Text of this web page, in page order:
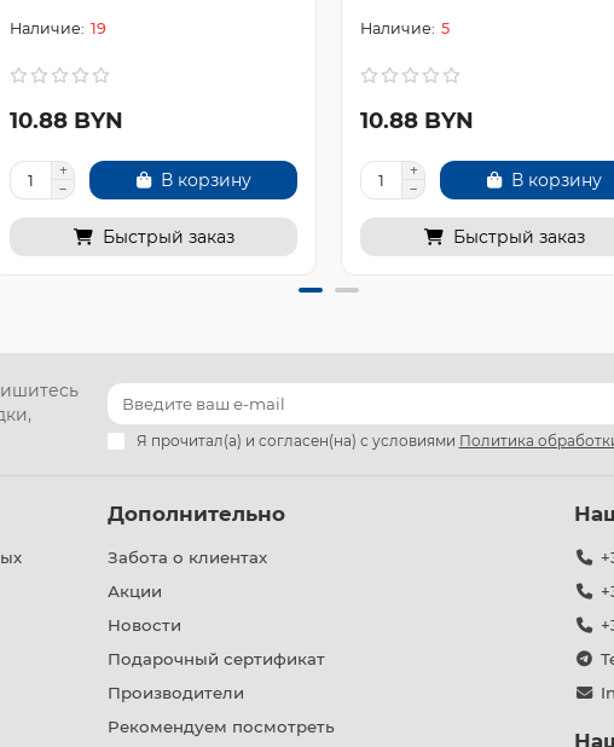
19
10.88 BYN
В корзину
Быстрый заказ
5
10.88 BYN
В корзину
Быстрый заказ
Я прочитал(а) и согласен(на) с условиями Политика
Дополнительно
Забота о клиентах
Акции
Новости
Подарочный сертификат
Производители
Рекомендуем посмотреть